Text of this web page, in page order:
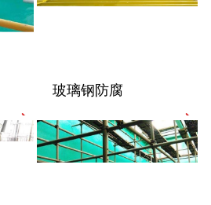
玻璃钢防腐